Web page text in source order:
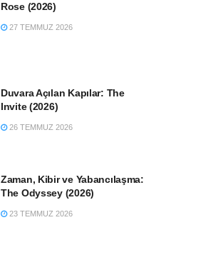
Rose (2026)
27 TEMMUZ 2026
Duvara Açılan Kapılar: The
Invite (2026)
26 TEMMUZ 2026
Zaman, Kibir ve Yabancılaşma:
The Odyssey (2026)
23 TEMMUZ 2026